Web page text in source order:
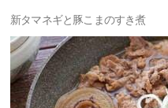
新タマネギと豚こまのすき煮